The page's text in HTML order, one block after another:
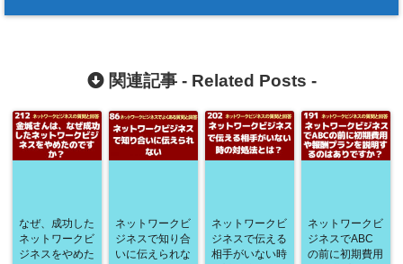
関連記事 - Related Posts -
なぜ、成功した
ネットワークビ
ジネスをやめた
ネットワークビ
ジネスで知り合
いに伝えられな
ネットワークビ
ジネスで伝える
相手がいない時
ネットワークビ
ジネスでABC
の前に初期費用